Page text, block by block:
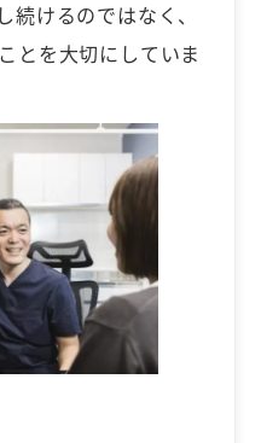
けるのではなく、
とを大切にしていま